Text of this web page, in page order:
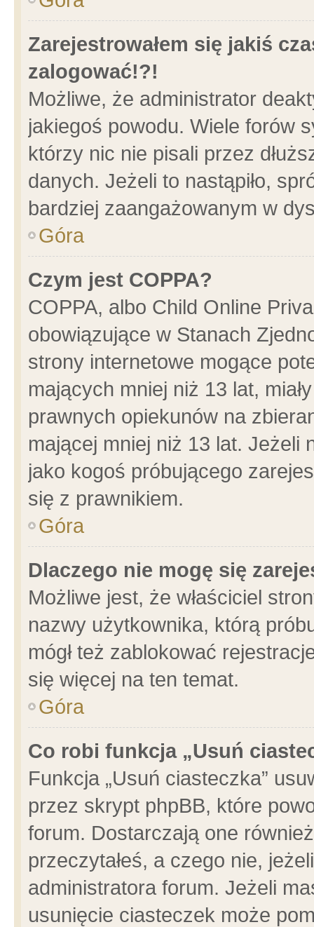
Zarejestrowałem się jakiś
zalogować!?!
Możliwe, że administrator
jakiegoś powodu. Wiele forów
którzy nic nie pisali przez
danych. Jeżeli to nastąpiło,
bardziej zaangażowanym w
Góra
Czym jest COPPA?
COPPA, albo Child Online
obowiązujące w Stanach
strony internetowe mogące
mających mniej niż 13 lat,
prawnych opiekunów na
mającej mniej niż 13 lat. Jeżeli
jako kogoś próbującego
się z prawnikiem.
Góra
Dlaczego nie mogę się
Możliwe jest, że właściciel
nazwy użytkownika, którą
mógł też zablokować
się więcej na ten temat.
Góra
Co robi funkcja „Usuń
Funkcja „Usuń ciasteczka”
przez skrypt phpBB, które
forum. Dostarczają one
przeczytałeś, a czego nie,
administratora forum. Jeżeli
usunięcie ciasteczek może